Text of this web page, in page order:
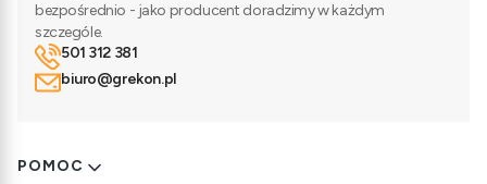
bezpośrednio - jako producent doradzimy w każdym
szczególe.
501 312 381
biuro@grekon.pl
Linki w stopce
POMOC